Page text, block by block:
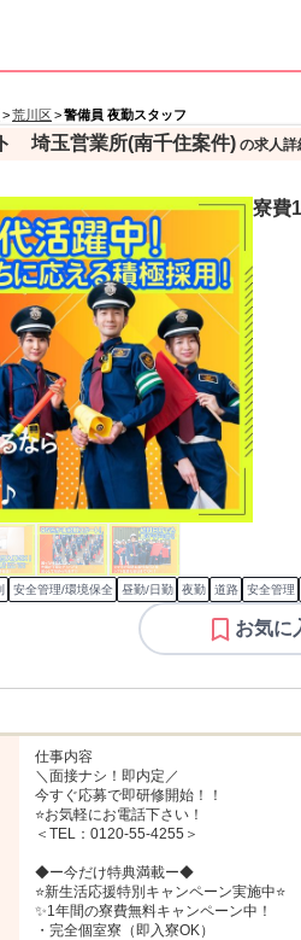
>荒川区>警備員 夜勤スタッフ
埼玉営業所(南千住案件) の求人詳
寮費
安全管理/環境保全 昼勤/日勤 夜勤 道路 安全管理
お気に
仕事内容
＼面接ナシ！即内定／
今すぐ応募で即研修開始！！
⭐お気軽にお電話下さい！
＜TEL：0120-55-4255＞
◆ー今だけ特典満載ー◆
⭐新生活応援特別キャンペーン実施中⭐
✨1年間の寮費無料キャンペーン中！
・完全個室寮（即入寮OK）